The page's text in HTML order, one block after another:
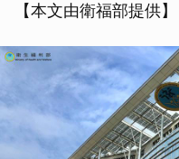
【本文由衛福部提供】